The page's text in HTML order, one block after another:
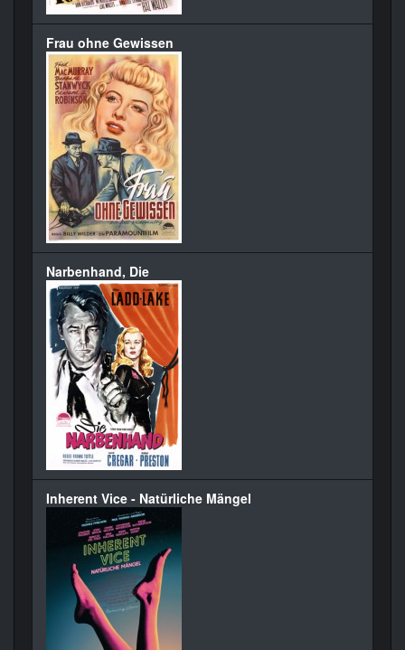
Frau ohne Gewissen
Narbenhand, Die
Inherent Vice - Natürliche Mängel